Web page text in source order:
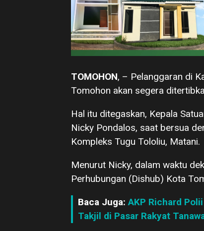
TOMOHON, – Pelanggaran di
Tomohon akan segera
Hal itu ditegaskan, Kepala
Nicky Pondalos, saat bersua
Kompleks Tugu Tololiu, Matani.
Menurut Nicky, dalam waktu
Perhubungan (Dishub) Kota
Baca Juga:AKP Richard
Takjil di Pasar Rakyat